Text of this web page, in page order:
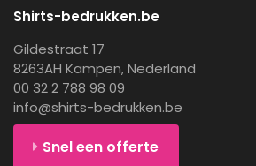
Shirts-bedrukken.be
Gildestraat 17
8263AH Kampen, Nederland
00 32 2 788 98 09
info@shirts-bedrukken.be
Snel een offerte